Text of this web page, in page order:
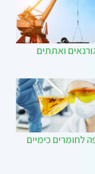
ואתתים
לחומרים כימיים